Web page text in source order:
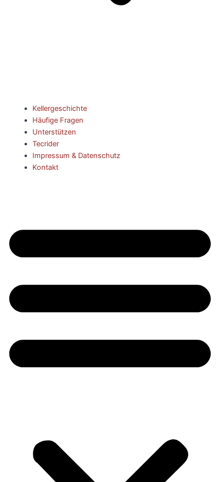
Kellergeschichte
Häufige Fragen
Unterstützen
Tecrider
Impressum & Datenschutz
Kontakt